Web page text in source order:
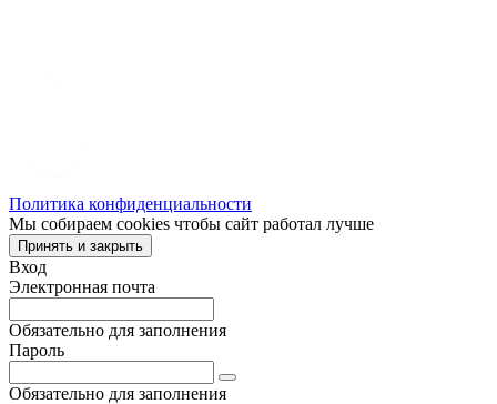
Политика конфиденциальности
Мы собираем cookies чтобы сайт работал лучше
Принять и закрыть
Вход
Электронная почта
Обязательно для заполнения
Пароль
Обязательно для заполнения